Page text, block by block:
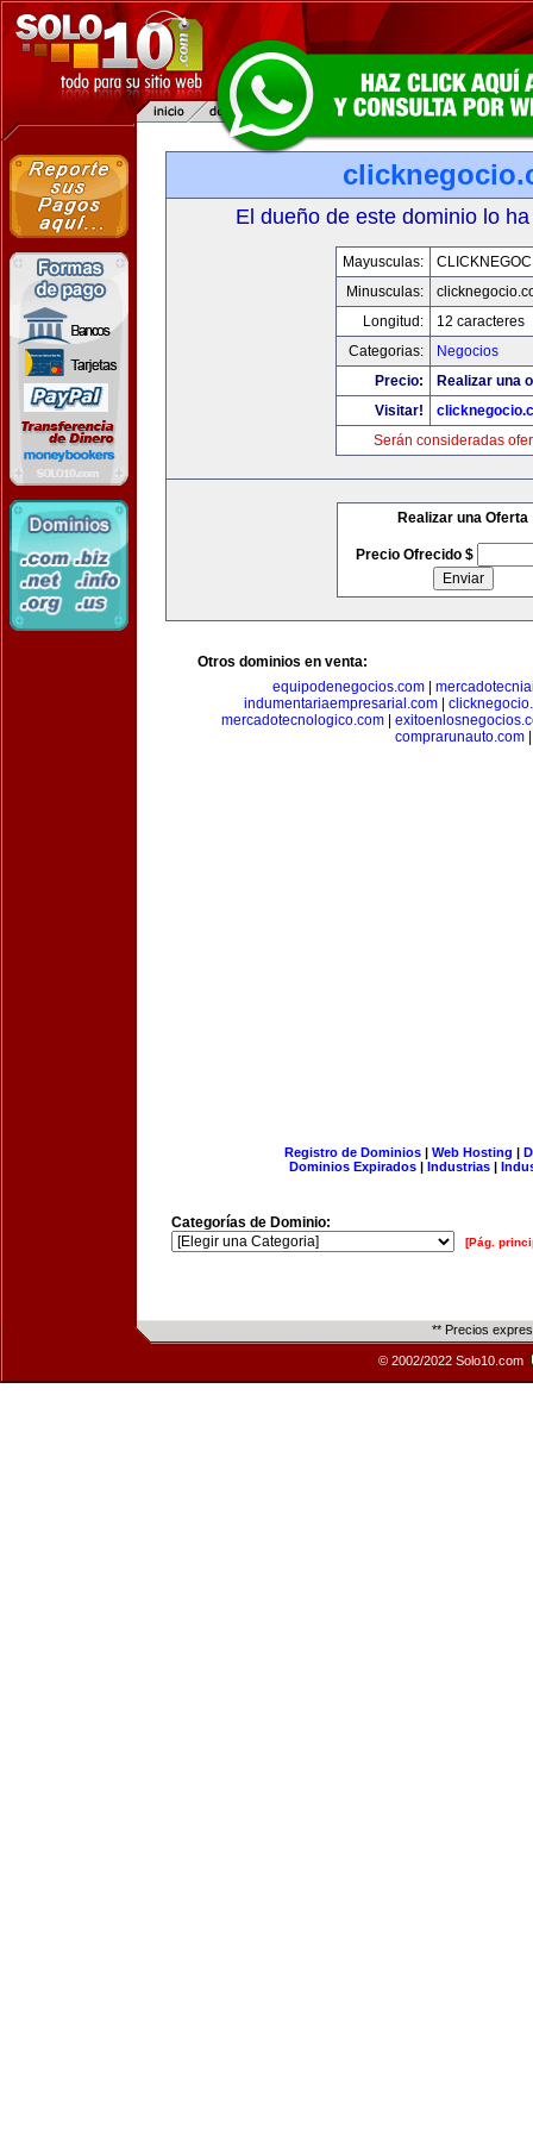
El dueño de este dominio lo
Mayusculas:
Minusculas:
Longitud:
12 caracteres
Categorias:
Negocios
Precio:
Realizar una
Visitar!
Serán consideradas
Realizar una Oferta
Precio Ofrecido $
Otros dominios en venta:
equipodenegocios.com|
indumentariaempresarial.com
mercadotecnologico.com
comprarunauto.com|
Registro de Dominios| Web Hosting |
Dominios Expirados | Industrias |
Categorías de Dominio:
[Pág.
** Precios
© 2002/2022 Solo10.com